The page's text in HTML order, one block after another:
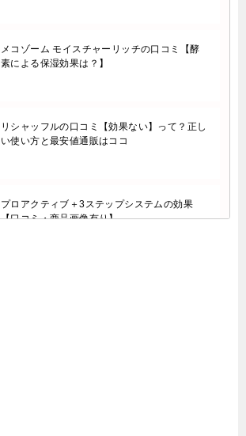
メコゾーム モイスチャーリッチの口コミ【酵
素による保湿効果は？】
リシャッフルの口コミ【効果ない】って？正し
い使い方と最安値通販はココ
プロアクティブ＋3ステップシステムの効果
【口コミ・商品画像有り】